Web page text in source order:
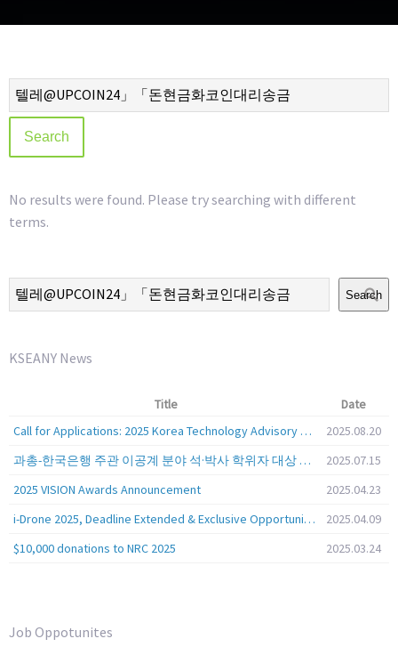
No results were found. Please try searching with different
terms.
Search
KSEANY News
Title
Date
Call for Applications: 2025 Korea Technology Advisory Group (K-TAG)
2025.08.20
과총-한국은행 주관 이공계 분야 석·박사 학위자 대상 서베이
2025.07.15
2025 VISION Awards Announcement
2025.04.23
i-Drone 2025, Deadline Extended & Exclusive Opportunity to Travel to Korea!
2025.04.09
$10,000 donations to NRC 2025
2025.03.24
Job Oppotunites